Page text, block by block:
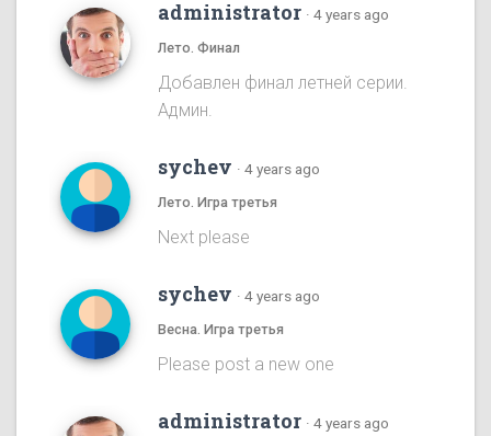
administrator · 4 years ago
Лето. Финал
Добавлен финал летней серии.
Админ.
sychev · 4 years ago
Лето. Игра третья
Next please
sychev · 4 years ago
Весна. Игра третья
Please post a new one
administrator · 4 years ago